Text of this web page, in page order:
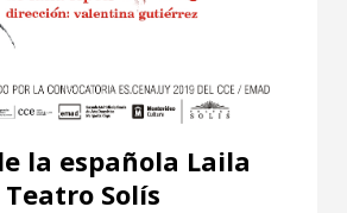
la española Laila
Solís